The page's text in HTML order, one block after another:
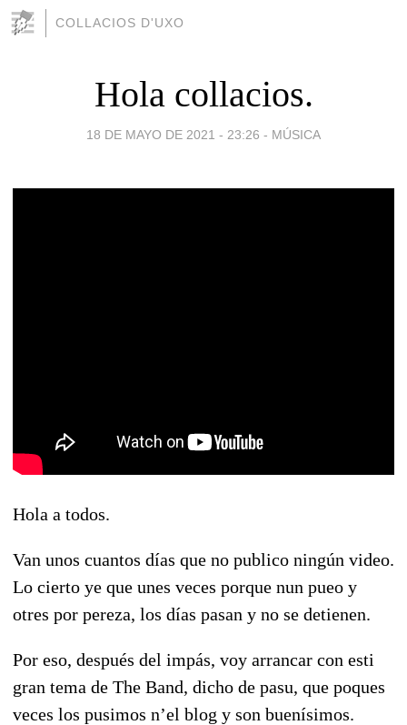
COLLACIOS D'UXO
Hola collacios.
18 DE MAYO DE 2021 - 23:26 - MÚSICA
Hola a todos.
Van unos cuantos días que no publico ningún video.
Lo cierto ye que unes veces porque nun pueo y
otres por pereza, los días pasan y no se detienen.
Por eso, después del impás, voy arrancar con esti
gran tema de The Band, dicho de pasu, que poques
veces los pusimos n’el blog y son buenísimos.